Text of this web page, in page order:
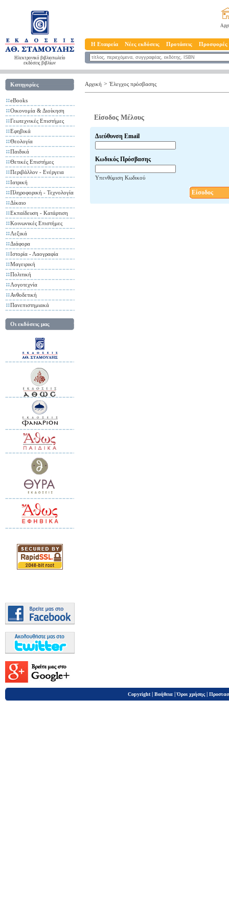
Ηλεκτρονικό βιβλιοπωλείο
εκδόσεις βιβλίων
Η Εταιρεία Νέες εκδόσεις Προτάσεις Προσφορές
Κατηγορίες
eBooks
Οικονομία & Διοίκηση
Γεωτεχνικές Επιστήμες
Εφηβικά
Θεολογία
Παιδικά
Θετικές Επιστήμες
Περιβάλλον - Ενέργεια
Ιατρική
Πληροφορική - Τεχνολογία
Δίκαιο
Εκπαίδευση - Κατάρτιση
Κοινωνικές Επιστήμες
Λεξικά
Διάφορα
Ιστορία - Λαογραφία
Μαγειρική
Πολιτική
Λογοτεχνία
Ανθοδετική
Πανεπιστημιακά
Οι εκδόσεις μας
Αρχική > Έλεγχος πρόσβασης
Είσοδος Μέλους
Διεύθυνση Email
Κωδικός Πρόσβασης
Υπενθύμιση Κωδικού
Είσοδος
Copyright | Βοήθεια |Όροι χρήσης |